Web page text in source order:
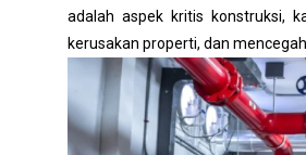
adalah aspek kritis konstruksi,
kerusakan properti, dan